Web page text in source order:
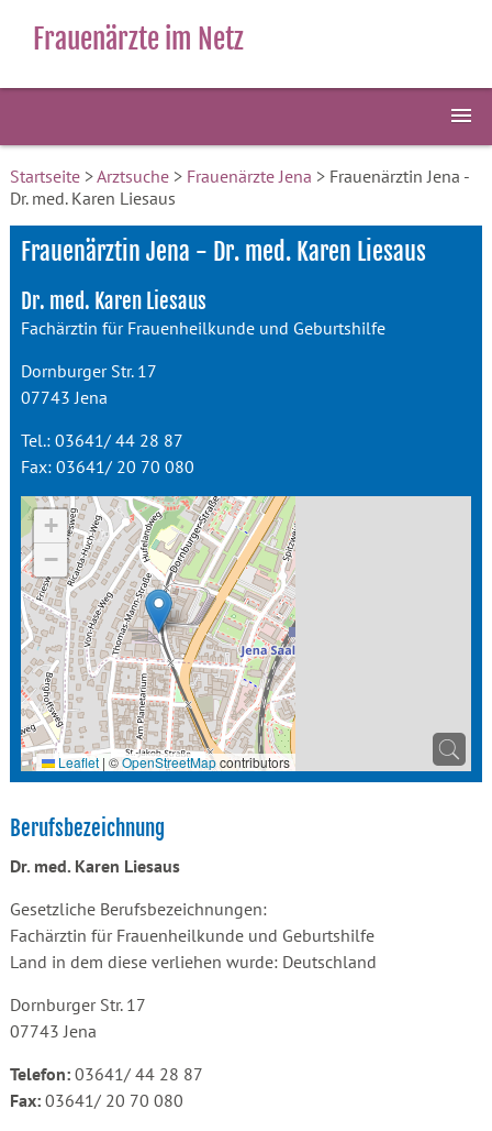
Frauenärzte im Netz
Startseite>Arztsuche> Frauenärzte Jena > Frauenärztin Jena -
Dr. med. Karen Liesaus
Frauenärztin Jena - Dr. med. Karen Liesaus
Dr. med. Karen Liesaus
Fachärztin für Frauenheilkunde und Geburtshilfe
Dornburger Str. 17
07743 Jena
Tel.: 03641/ 44 28 87
Fax: 03641/ 20 70 080
+
−
Leaflet | ©OpenStreetMapcontributors
Berufsbezeichnung
Dr. med. Karen Liesaus
Gesetzliche Berufsbezeichnungen:
Fachärztin für Frauenheilkunde und Geburtshilfe
Land in dem diese verliehen wurde: Deutschland
Dornburger Str. 17
07743 Jena
Telefon:03641/ 44 28 87
Fax:03641/ 20 70 080